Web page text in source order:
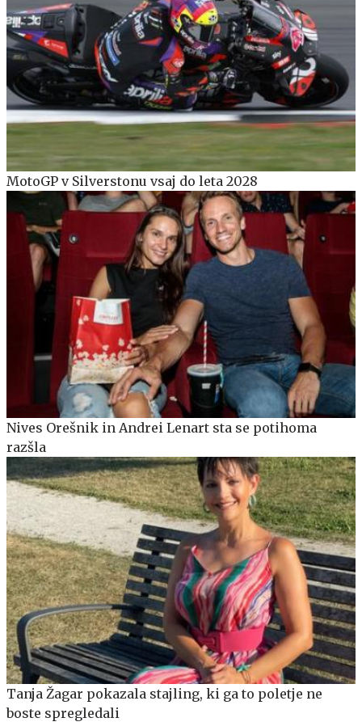
MotoGP v Silverstonu vsaj do leta 2028
Nives Orešnik in Andrei Lenart sta se potihoma
razšla
Tanja Žagar pokazala stajling, ki ga to poletje ne
boste spregledali